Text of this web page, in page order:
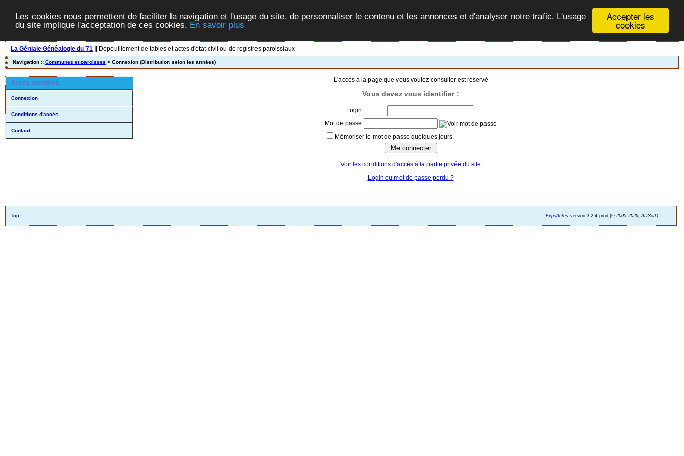
Accepter les
cookies
Les cookies nous permettent de faciliter la navigation et l'usage du site, de personnaliser le contenu et les annonces et d'analyser notre trafic. L'usage
du site implique l'acceptation de ces cookies. En savoir plus
La Géniale Généalogie du 71 Dépouillement de tables et actes d'état-civil ou de registres paroissiaux
Navigation :: Communes et paroisses > Connexion (Distribution selon les années)
Accès membres
Connexion
Conditions d'accès
Contact
L'accès à la page que vous voulez consulter est réservé
Vous devez vous identifier :
Login
Mot de passe
Mémoriser le mot de passe quelques jours.
Voir les conditions d'accès à la partie privée du site
Login ou mot de passe perdu ?
Top ExpoActesversion 3.2.4-prod (©2005-2026, ADSoft)